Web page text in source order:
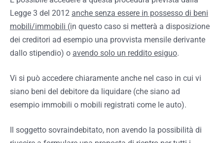
Legge 3 del 2012 anche senza essere in possesso di beni
mobili/immobili (in questo caso si metterà a disposizione
dei creditori ad esempio una provvista mensile derivante
dallo stipendio) o avendo solo un reddito esiguo.
Vi si può accedere chiaramente anche nel caso in cui vi
siano beni del debitore da liquidare (che siano ad
esempio immobili o mobili registrati come le auto).
Il soggetto sovraindebitato, non avendo la possibilità di